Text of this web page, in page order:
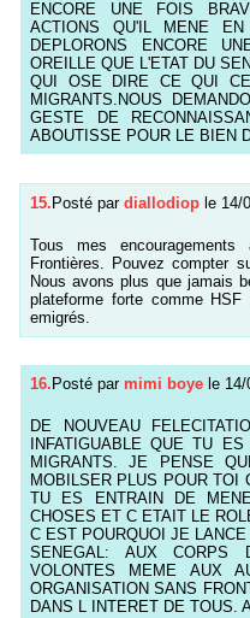
ENCORE UNE FOIS
ACTIONS QU'IL MENE EN
DEPLORONS ENCORE
OREILLE QUE L'ETAT DU
QUI OSE DIRE CE QUI
MIGRANTS.NOUS
GESTE DE
ABOUTISSE POUR LE BIEN
15.Posté par diallodiop le 14/
Tous mes
Frontières. Pouvez compter
Nous avons plus que jamais
plateforme forte comme
emigrés.
16. Posté par mimi boye le
DE NOUVEAU
INFATIGUABLE QUE TU
MIGRANTS. JE PENSE
MOBILSER PLUS POUR TOI
TU ES ENTRAIN DE
CHOSES ET C ETAIT LE
C EST POURQUOI JE
SENEGAL: AUX CORPS
VOLONTES MEME AUX
ORGANISATION SANS
DANS L INTERET DE TOUS.